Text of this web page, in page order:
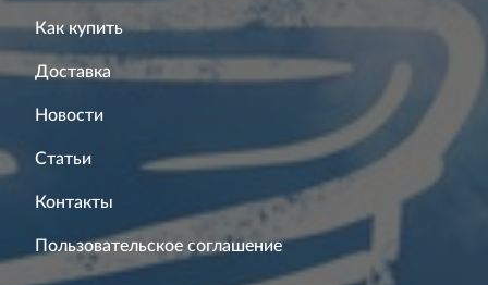
Как купить
Доставка
Новости
Статьи
Контакты
Пользовательское соглашение